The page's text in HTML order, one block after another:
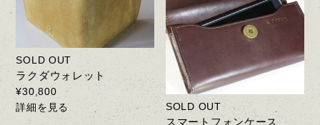
SOLD OUT
ラクダウォレット
¥30,800
詳細を見る
SOLD OUT
スマートフォンケース